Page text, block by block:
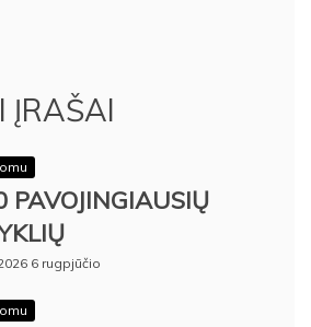
ĮRAŠAI
PAVOJINGIAUSIŲ
6 rugpjūčio